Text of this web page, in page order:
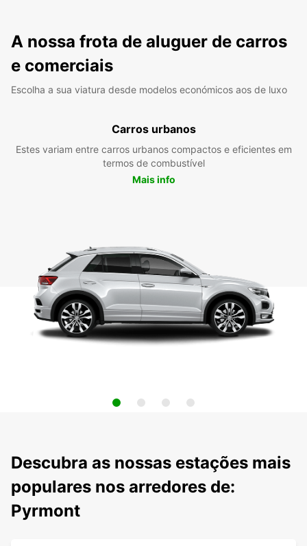
A nossa frota de aluguer de carros
e comerciais
Escolha a sua viatura desde modelos económicos aos de luxo
Carros urbanos
Estes variam entre carros urbanos compactos e eficientes em
termos de combustível
Mais info
Descubra as nossas estações mais
populares nos arredores de:
Pyrmont